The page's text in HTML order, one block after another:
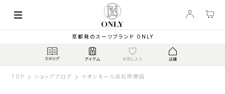
京都発のスーツブランド ONLY
TOP ショップブログ イオンモール浜松市野店